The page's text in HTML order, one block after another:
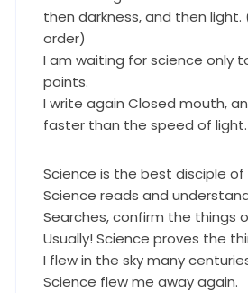
then darkness, and then
order)
I am waiting for science only
points.
I write again Closed mouth,
faster than the speed of light.
Science is the best disciple of
Science reads and
Searches, confirm the things
Usually! Science proves the
I flew in the sky many
Science flew me away again.